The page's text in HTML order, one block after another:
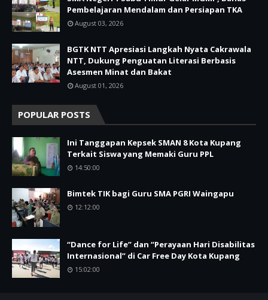
Pembelajaran Mendalam dan Persiapan TKA
August 03, 2026
BGTK NTT Apresiasi Langkah Nyata Cakrawala
NTT, Dukung Penguatan Literasi Berbasis
Asesmen Minat dan Bakat
August 01, 2026
POPULAR POSTS
Ini Tanggapan Kepsek SMAN 8 Kota Kupang
Terkait Siswa yang Memaki Guru PPL
14:50:00
Bimtek TIK bagi Guru SMA PGRI Waingapu
12:12:00
“Dance for Life” dan “Perayaan Hari Disabilitas
Internasional” di Car Free Day Kota Kupang
15:02:00